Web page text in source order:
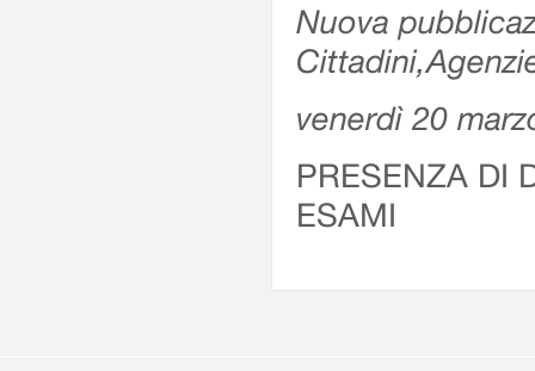
Nuova
venerdì 20
PRESENZA DI
ESAMI